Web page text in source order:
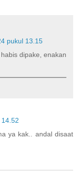
pukul 13.15
dipake, enakan
ya kak.. andal disaat